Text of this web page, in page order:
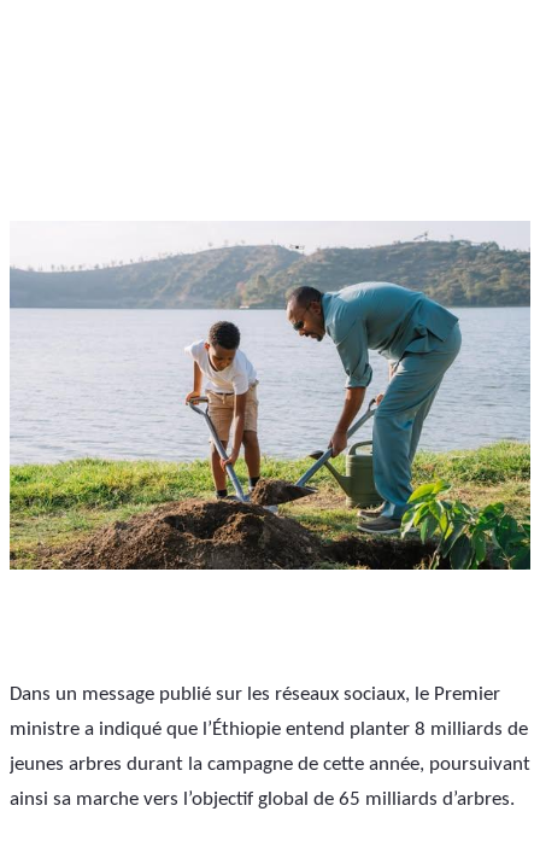
Dans un message publié sur les réseaux sociaux, le Premier
ministre a indiqué que l’Éthiopie entend planter 8 milliards de
jeunes arbres durant la campagne de cette année, poursuivant
ainsi sa marche vers l’objectif global de 65 milliards d’arbres.